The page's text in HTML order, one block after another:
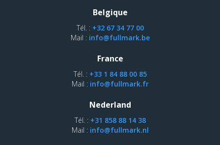
Belgique
Tél. : +32 67 34 77 00
Mail : info@fullmark.be
France
Tél. : +33 1 84 88 00 85
Mail : info@fullmark.fr
Nederland
Tél. : +31 858 88 14 38
Mail : info@fullmark.nl